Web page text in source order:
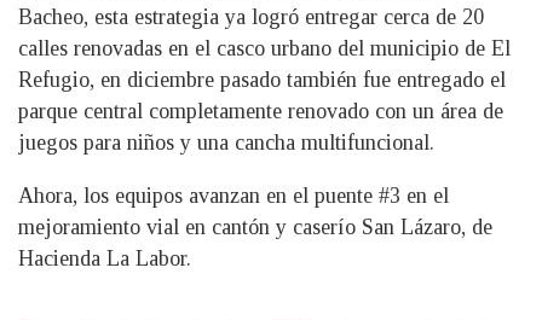
Bacheo, esta estrategia ya logró entregar cerca de 20
calles renovadas en el casco urbano del municipio de El
Refugio, en diciembre pasado también fue entregado el
parque central completamente renovado con un área de
juegos para niños y una cancha multifuncional.
Ahora, los equipos avanzan en el puente #3 en el
mejoramiento vial en cantón y caserío San Lázaro, de
Hacienda La Labor.